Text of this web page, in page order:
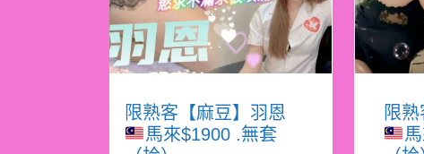
限熟客【麻豆】羽恩
馬來$1900 .無套
限